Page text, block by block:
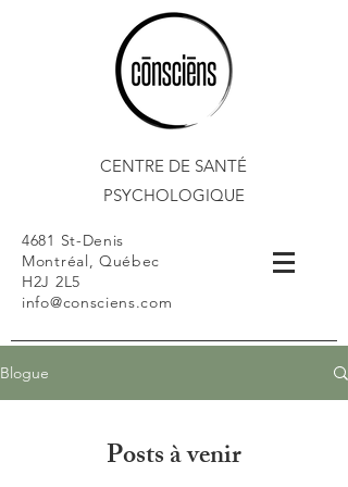
CENTRE DE SANTÉ
PSYCHOLOGIQUE
4681 St-Denis
Montréal, Québec
H2J 2L5
info@consciens.com
Blogue
Posts à venir